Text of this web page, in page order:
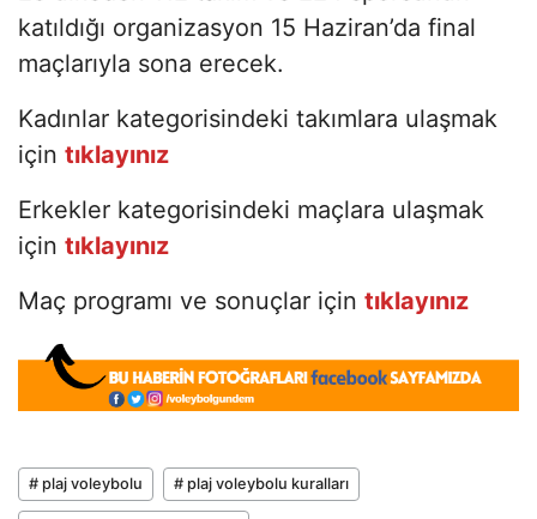
katıldığı organizasyon 15 Haziran’da final
maçlarıyla sona erecek.
Kadınlar kategorisindeki takımlara ulaşmak
için tıklayınız
Erkekler kategorisindeki maçlara ulaşmak
için tıklayınız
Maç programı ve sonuçlar için tıklayınız
# plaj voleybolu # plaj voleybolu kuralları